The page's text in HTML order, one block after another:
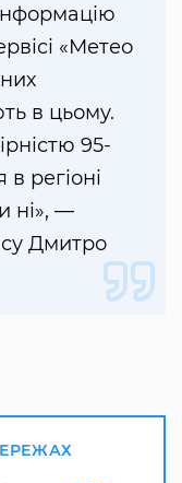
«Метео
в цьому.
95-
регіоні
ні», —
Дмитро